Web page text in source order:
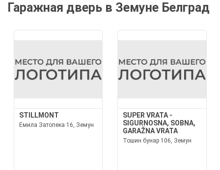
Гаражная дверь в Земуне Белград
STILLMONT
Емила Затопека 16, Земун
SUPER VRATA -
SIGURNOSNA, SOBNA,
GARAŽNA VRATA
Тошин бунар 106, Земун